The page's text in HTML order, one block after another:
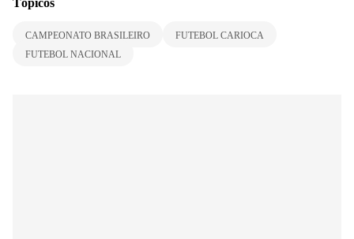
CAMPEONATO BRASILEIRO
FUTEBOL CARIOCA
FUTEBOL NACIONAL